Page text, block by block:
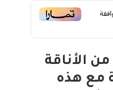
الأناقة
مع هذه